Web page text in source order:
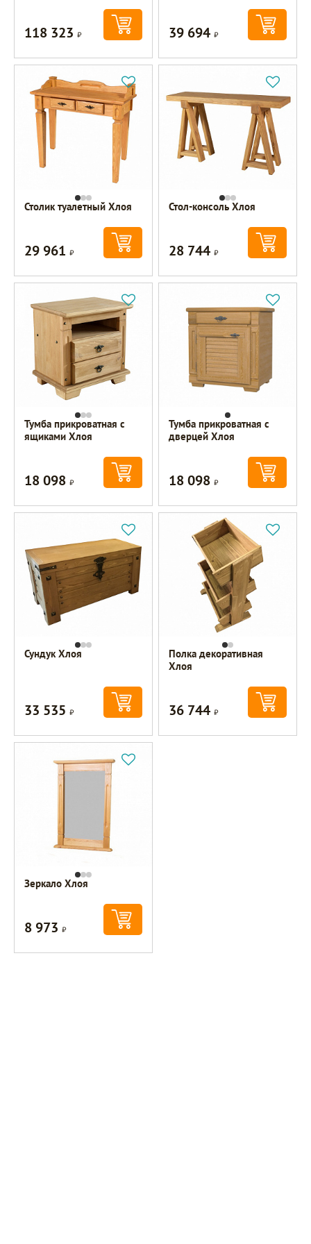
118 323Р 39 694Р
Столик туалетный Хлоя
29 961Р
Стол-консоль Хлоя
28 744Р
Тумба прикроватная с
ящиками Хлоя
18 098Р
Тумба прикроватная с
дверцей Хлоя
18 098Р
Сундук Хлоя
33 535Р
Полка декоративная
Хлоя
36 744Р
Зеркало Хлоя
8 973Р